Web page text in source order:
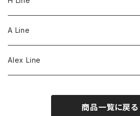
Necklace
Bracelet
A Line
Alex Line
商品一覧に戻る